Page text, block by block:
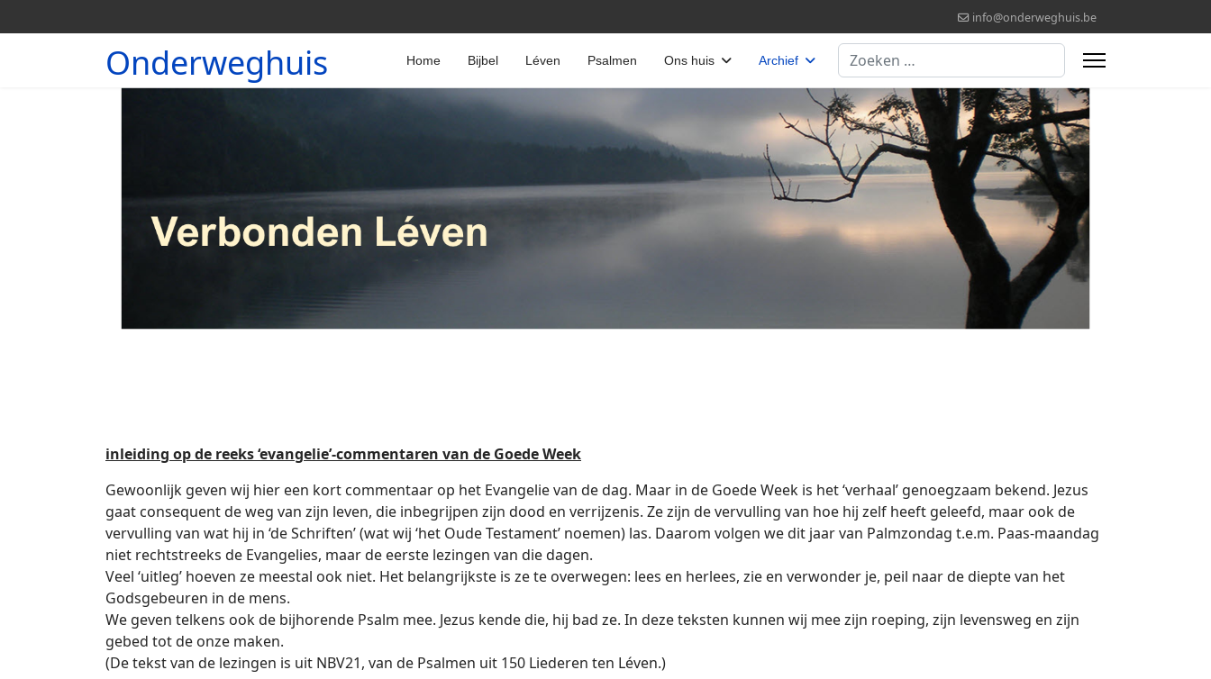
info@onderweghuis.be
Onderweghuis Home Bijbel Léven Psalmen Ons huis Archief Zoeken
inleiding op de reeks ‘evangelie’-commentaren van de Goede Week
Gewoonlijk geven wij hier een kort commentaar op het Evangelie van de dag. Maar in de Goede Week is het ‘verhaal’ genoegzaam bekend. Jezus
gaat consequent de weg van zijn leven, die inbegrijpen zijn dood en verrijzenis. Ze zijn de vervulling van hoe hij zelf heeft geleefd, maar ook de
vervulling van wat hij in ‘de Schriften’ (wat wij ‘het Oude Testament’ noemen) las. Daarom volgen we dit jaar van Palmzondag t.e.m. Paas-maandag
niet rechtstreeks de Evangelies, maar de eerste lezingen van die dagen.
Veel ‘uitleg’ hoeven ze meestal ook niet. Het belangrijkste is ze te overwegen: lees en herlees, zie en verwonder je, peil naar de diepte van het
Godsgebeuren in de mens.
We geven telkens ook de bijhorende Psalm mee. Jezus kende die, hij bad ze. In deze teksten kunnen wij mee zijn roeping, zijn levensweg en zijn
gebed tot de onze maken.
(De tekst van de lezingen is uit NBV21, van de Psalmen uit 150 Liederen ten Léven.)